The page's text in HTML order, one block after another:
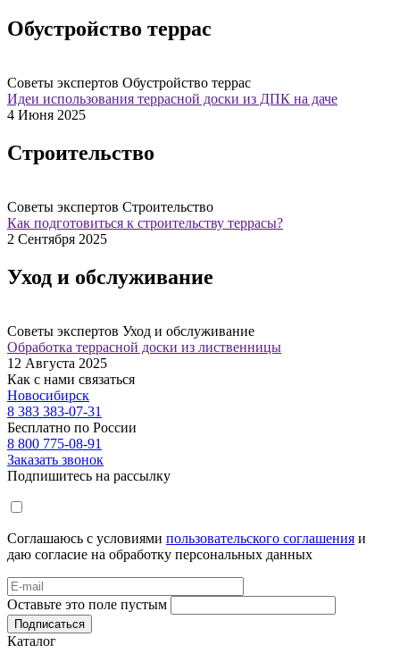
Обустройство террас
Советы экспертов Обустройство террас
Идеи использования террасной доски из ДПК на даче
4 Июня 2025
Строительство
Советы экспертов Строительство
Как подготовиться к строительству террасы?
2 Сентября 2025
Уход и обслуживание
Советы экспертов Уход и обслуживание
Обработка террасной доски из лиственницы
12 Августа 2025
Как с нами связаться
Новосибирск
8 383 383-07-31
Бесплатно по России
8 800 775-08-91
Заказать звонок
Подпишитесь на рассылку
Соглашаюсь с условиями пользовательского соглашения и
даю согласие на обработку персональных данных
Оставьте это поле пустым
Подписаться
Каталог